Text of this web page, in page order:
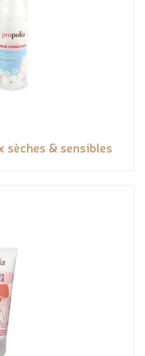
sèches & sensibles